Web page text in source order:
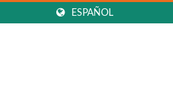
ESPAÑOL